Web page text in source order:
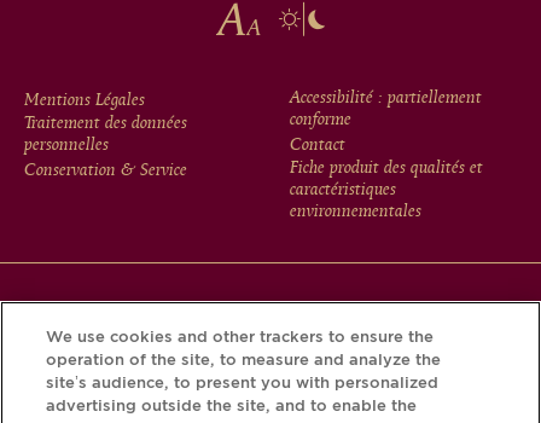
FOOTER
MENU
Mentions Légales
Traitement des données
personnelles
Conservation & Service
Accessibilité : partiellement
conforme
Contact
Fiche produit des qualités et
caractéristiques
environnementales
votre bouteille grâce au Krug iD.
We use cookies and other trackers to ensure the
operation of the site, to measure and analyze the
site’s audience, to present you with personalized
advertising outside the site, and to enable the